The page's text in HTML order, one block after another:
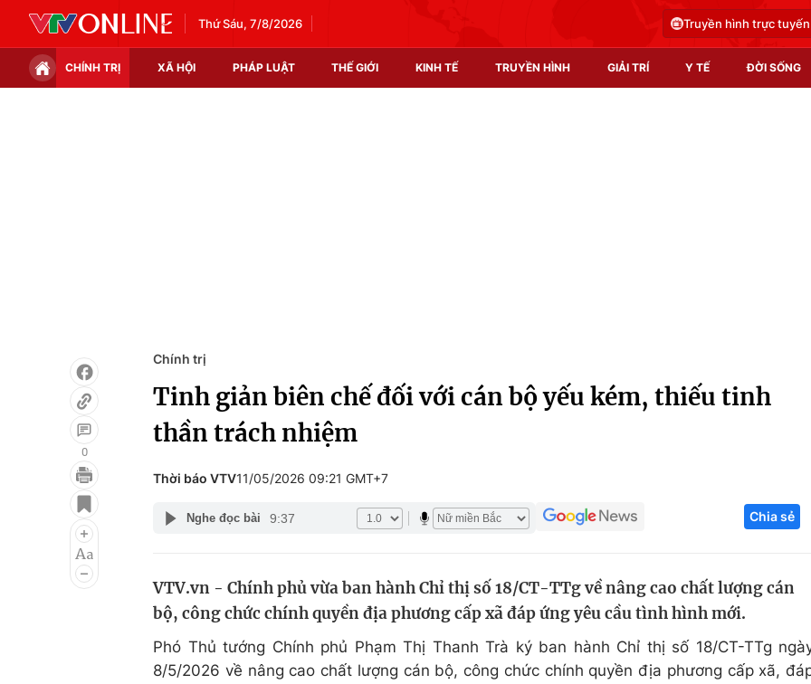
Thứ Sáu, 7/8/2026 Truyền hình trực tuyến
CHÍNH TRỊ XÃ HỘI PHÁP LUẬT THẾ GIỚI KINH TẾ TRUYỀN HÌNH GIẢI TRÍ Y TẾ ĐỜI SỐNG
Infographic
Điện ảnh
Âm nhạc
Du lịch
Chất lượng cuộc sống
Tuyển sinh
Hitech Công
Thị trường
0
Chính trị
Tinh giản biên chế đối với cán bộ yếu kém, thiếu tinh
thần trách nhiệm
Thời báo VTV11/05/2026 09:21 GMT+7
Nghe đọc bài 9:37 Chia sẻ
VTV.vn - Chính phủ vừa ban hành Chỉ thị số 18/CT-TTg về nâng cao chất lượng cán
bộ, công chức chính quyền địa phương cấp xã đáp ứng yêu cầu tình hình mới.
Phó Thủ tướng Chính phủ Phạm Thị Thanh Trà ký ban hành Chỉ thị số 18/CT-TTg
8/5/2026 về nâng cao chất lượng cán bộ, công chức chính quyền địa phương cấp xã,